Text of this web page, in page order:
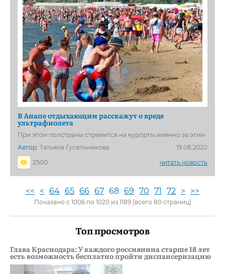
В Анапе отдыхающим расскажут о вреде
ультрафиолета
При этом полстраны стремится на курорты именно за этим
Автор: Татьяна Гусельникова
19.08.2022
2500
читать новость
<< < 64 65 66 67 68 69 70 71 72 > >>
Показано с 1006 по 1020 из 1189 (всего 80 страниц)
Топ просмотров
Глава Краснодара: У каждого россиянина старше 18 лет
есть возможность бесплатно пройти диспансеризацию